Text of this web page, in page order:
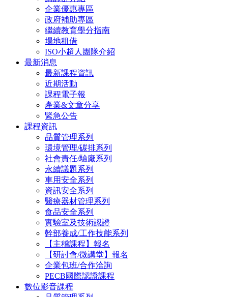
企業優惠專區
政府補助專區
繼續教育學分指南
場地租借
ISO小超人團隊介紹
最新消息
最新課程資訊
近期活動
課程電子報
產業&文章分享
緊急公告
課程資訊
品質管理系列
環境管理/碳排系列
社會責任/驗廠系列
永續議題系列
車用安全系列
資訊安全系列
醫療器材管理系列
食品安全系列
實驗室及技術認證
幹部養成/工作技能系列
【主稽課程】報名
【研討會/微講堂】報名
企業包班/合作洽詢
PECB國際認證課程
數位影音課程